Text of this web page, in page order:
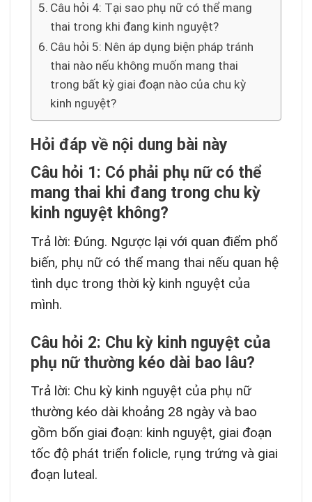
Câu hỏi 4: Tại sao phụ nữ có thể mang
thai trong khi đang kinh nguyệt?
Câu hỏi 5: Nên áp dụng biện pháp tránh
thai nào nếu không muốn mang thai
trong bất kỳ giai đoạn nào của chu kỳ
kinh nguyệt?
Hỏi đáp về nội dung bài này
Câu hỏi 1: Có phải phụ nữ có thể
mang thai khi đang trong chu kỳ
kinh nguyệt không?
Trả lời: Đúng. Ngược lại với quan điểm phổ
biến, phụ nữ có thể mang thai nếu quan hệ
tình dục trong thời kỳ kinh nguyệt của
mình.
Câu hỏi 2: Chu kỳ kinh nguyệt của
phụ nữ thường kéo dài bao lâu?
Trả lời: Chu kỳ kinh nguyệt của phụ nữ
thường kéo dài khoảng 28 ngày và bao
gồm bốn giai đoạn: kinh nguyệt, giai đoạn
tốc độ phát triển folicle, rụng trứng và giai
đoạn luteal.